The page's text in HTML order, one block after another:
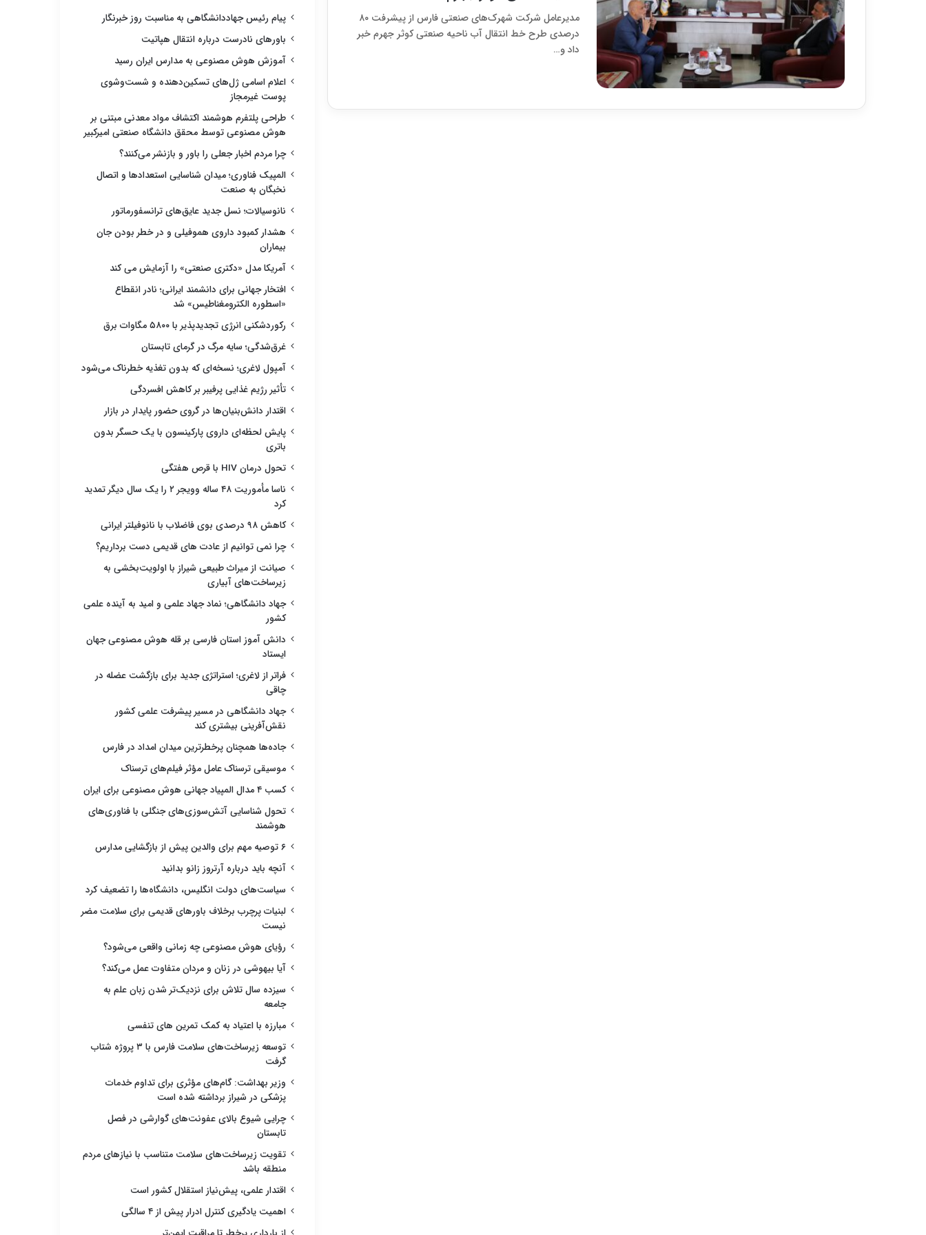
مدیرعامل شرکت شهرک‌های صنعتی فارس از پیشرفت ۸۰
درصدی طرح خط انتقال آب ناحیه صنعتی کوثر جهرم خبر
داد و…
پیام رئیس جهاددانشگاهی به مناسبت روز خبرنگار
باورهای نادرست درباره انتقال هپاتیت
آموزش هوش مصنوعی به مدارس ایران رسید
اعلام اسامی ژل‌های تسکین‌دهنده و شست‌وشوی
پوست غیرمجاز
طراحی پلتفرم هوشمند اکتشاف مواد معدنی مبتنی بر
هوش مصنوعی توسط محقق دانشگاه صنعتی امیرکبیر
چرا مردم اخبار جعلی را باور و بازنشر می‌کنند؟
المپیک فناوری؛ میدان شناسایی استعدادها و اتصال
نخبگان به صنعت
نانوسیالات؛ نسل جدید عایق‌های ترانسفورماتور
هشدار کمبود داروی هموفیلی و در خطر بودن جان
بیماران
آمریکا مدل «دکتری صنعتی» را آزمایش می کند
افتخار جهانی برای دانشمند ایرانی؛ نادر انقطاع
«اسطوره الکترومغناطیس» شد
رکوردشکنی انرژی تجدیدپذیر با ۵۸۰۰ مگاوات برق
غرق‌شدگی؛ سایه مرگ در گرمای تابستان
آمپول لاغری؛ نسخه‌ای که بدون تغذیه خطرناک می‌شود
تأثیر رژیم غذایی پرفیبر بر کاهش افسردگی
اقتدار دانش‌بنیان‌ها در گروی حضور پایدار در بازار
پایش لحظه‌ای داروی پارکینسون با یک حسگر بدون
باتری
تحول درمان HIV با قرص هفتگی
ناسا مأموریت ۴۸ ساله وویجر ۲ را یک سال دیگر تمدید
کرد
کاهش ۹۸ درصدی بوی فاضلاب با نانوفیلتر ایرانی
چرا نمی توانیم از عادت های قدیمی دست برداریم؟
صیانت از میراث طبیعی شیراز با اولویت‌بخشی به
زیرساخت‌های آبیاری
جهاد دانشگاهی؛ نماد جهاد علمی و امید به آینده علمی
کشور
دانش آموز استان فارسی بر قله هوش مصنوعی جهان
ایستاد
فراتر از لاغری؛ استراتژی جدید برای بازگشت عضله در
چاقی
جهاد دانشگاهی در مسیر پیشرفت علمی کشور
نقش‌آفرینی بیشتری کند
جاده‌ها همچنان پرخطرترین میدان امداد در فارس
موسیقی ترسناک عامل مؤثر فیلم‌های ترسناک
کسب ۴ مدال المپیاد جهانی هوش مصنوعی برای ایران
تحول شناسایی آتش‌سوزی‌های جنگلی با فناوری‌های
هوشمند
۶ توصیه مهم برای والدین پیش از بازگشایی مدارس
آنچه باید درباره آرتروز زانو بدانید
سیاست‌های دولت انگلیس، دانشگاه‌ها را تضعیف کرد
لبنیات پرچرب برخلاف باورهای قدیمی برای سلامت مضر
نیست
رؤیای هوش مصنوعی چه زمانی واقعی می‌شود؟
آیا بیهوشی در زنان و مردان متفاوت عمل می‌کند؟
سیزده سال تلاش برای نزدیک‌تر شدن زبان علم به
جامعه
مبارزه با اعتیاد به کمک تمرین های تنفسی
توسعه زیرساخت‌های سلامت فارس با ۳ پروژه شتاب
گرفت
وزیر بهداشت: گام‌های مؤثری برای تداوم خدمات
پزشکی در شیراز برداشته شده است
چرایی شیوع بالای عفونت‌های گوارشی در فصل
تابستان
تقویت زیرساخت‌های سلامت متناسب با نیازهای مردم
منطقه باشد
اقتدار علمی، پیش‌نیاز استقلال کشور است
اهمیت یادگیری کنترل ادرار پیش از ۴ سالگی